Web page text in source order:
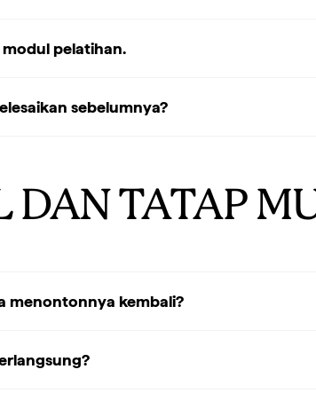
modul pelatihan.
sebelumnya?
DAN TATAP
menontonnya kembali?